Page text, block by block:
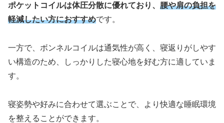
ポケットコイルは体圧分散に優れており、 腰や肩の負担を
軽減したい方におすすめです。
一方で、ボンネルコイルは通気性が高く、寝返りがしやす
い構造のため、しっかりした寝心地を好む方に適していま
す。
寝姿勢や好みに合わせて選ぶことで、より快適な睡眠環境
を整えることができます。